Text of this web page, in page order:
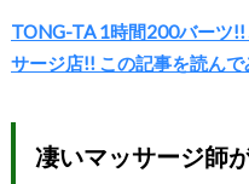
TONG-TA 1時間200バーツ
サージ店!! この記事を読んで
凄いマッサージ師